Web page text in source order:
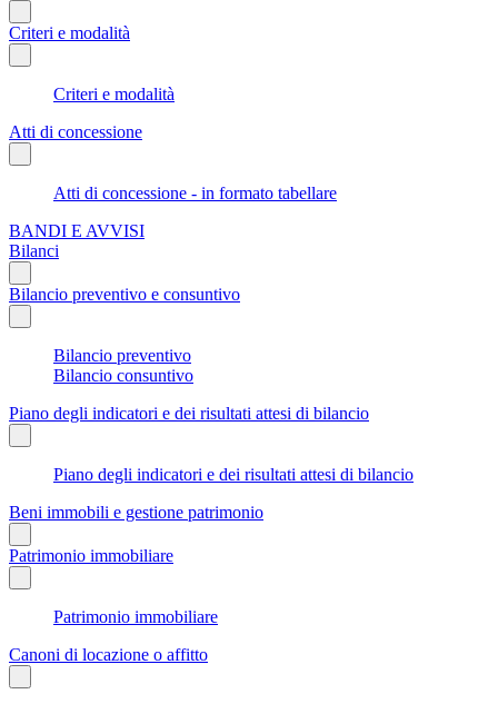
Criteri e modalità
Criteri e modalità
Atti di concessione
Atti di concessione - in formato tabellare
BANDI E AVVISI
Bilanci
Bilancio preventivo e consuntivo
Bilancio preventivo
Bilancio consuntivo
Piano degli indicatori e dei risultati attesi di bilancio
Piano degli indicatori e dei risultati attesi di bilancio
Beni immobili e gestione patrimonio
Patrimonio immobiliare
Patrimonio immobiliare
Canoni di locazione o affitto